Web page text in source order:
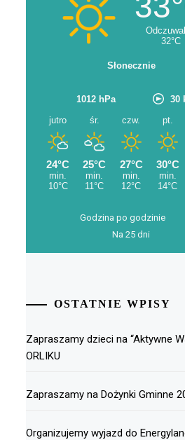
Godzina po godzinie
Na 25 dni
OSTATNIE WPISY
Zapraszamy dzieci na “Aktywne
ORLIKU
Zapraszamy na Dożynki Gminne
Organizujemy wyjazd do